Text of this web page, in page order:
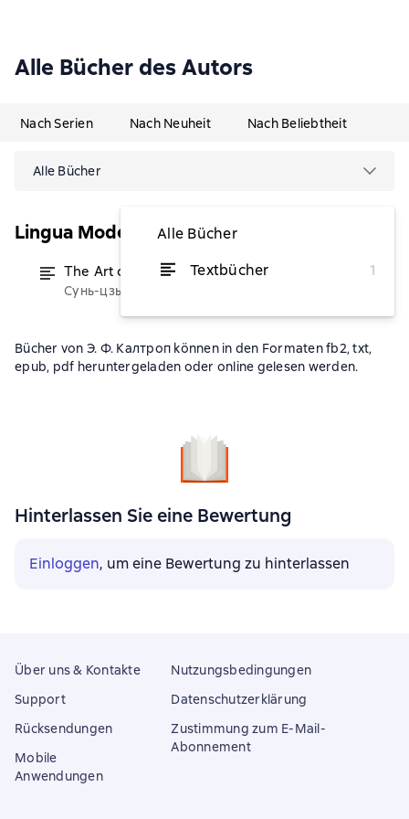
Alle Bücher des Autors
Nach Serien Nach Neuheit Nach Beliebtheit
Alle Bücher
Alle Bücher
Textbücher
1
Lingua Moderna
The Art of War
(Переводчик)
Сунь-цзы
von 2,63 €
Bücher von Э. Ф. Калтроп können in den Formaten fb2, txt,
epub, pdf heruntergeladen oder online gelesen werden.
Hinterlassen Sie eine Bewertung
Einloggen, um eine Bewertung zu hinterlassen
Über uns & Kontakte
Support
Rücksendungen
Mobile
Anwendungen
Nutzungsbedingungen
Datenschutzerklärung
Zustimmung zum E-Mail-
Abonnement